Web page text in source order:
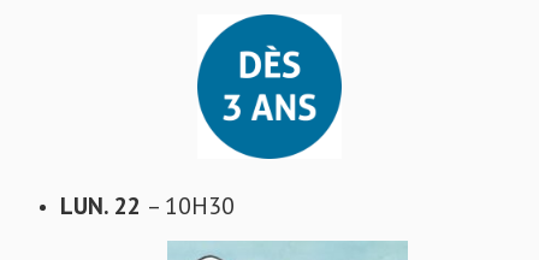
LUN. 22 – 10H30